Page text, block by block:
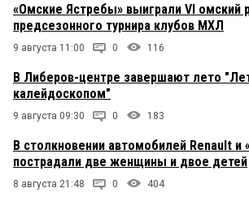
«Омские Ястребы» выиграли VI омский
предсезонного турнира клубов МХЛ
9 августа 11:00 0 116
В Либеров-центре завершают лето
калейдоскопом"
9 августа 09:30 0 183
В столкновении автомобилей Renault и
пострадали две женщины и двое детей
8 августа 21:48 0 404